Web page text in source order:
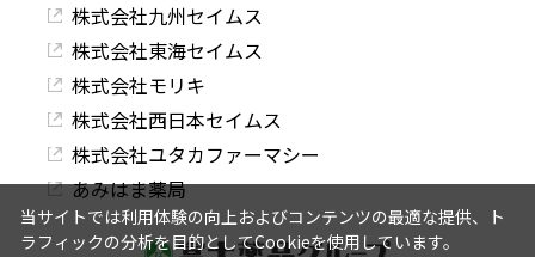
株式会社九州セイムス
株式会社東海セイムス
株式会社モリキ
株式会社西日本セイムス
株式会社ユタカファーマシー
あみはま薬局
当サイトでは利用体験の向上およびコンテンツの最適な提供、ト
ラフィックの分析を目的としてCookieを使用しています。